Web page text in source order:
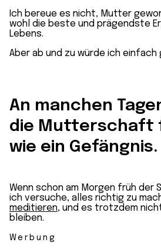
Ich bereue es nicht, Mutter
wohl die beste und prägendste
Lebens.
Aber ab und zu würde ich einfach
An manchen
die Mutterschaft
wie ein Gefängnis.
Wenn schon am Morgen früh der
ich versuche, alles richtig zu
meditieren, und es trotzdem
bleiben.
Werbung